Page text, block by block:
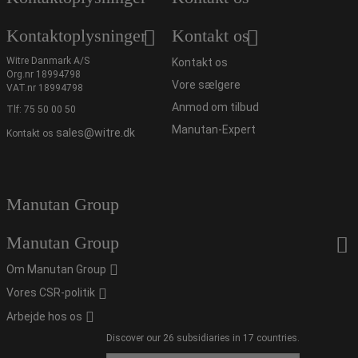
Kontaktoplysninger
Witre Danmark A/S
Org.nr 18994798
VAT.nr 18994798
Tlf: 75 50 00 50
Kontakt os sales@witre.dk
Kontakt os
Kontakt os
Vore sælgere
Anmod om tilbud
Manutan-Expert
Manutan Group
Manutan Group
Om Manutan Group
Vores CSR-politik
Arbejde hos os
Discover our 26 subsidiaries in 17 countries.